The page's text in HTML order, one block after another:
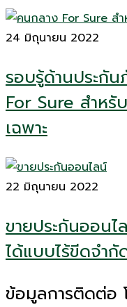
24 มิถุนายน 2022
รอบรู้ด้านประกั
For Sure สำหรั
เฉพาะ
22 มิถุนายน 2022
ขายประกันออนไ
ได้แบบไร้ขีดจำกั
ข้อมูลการติดต่อ